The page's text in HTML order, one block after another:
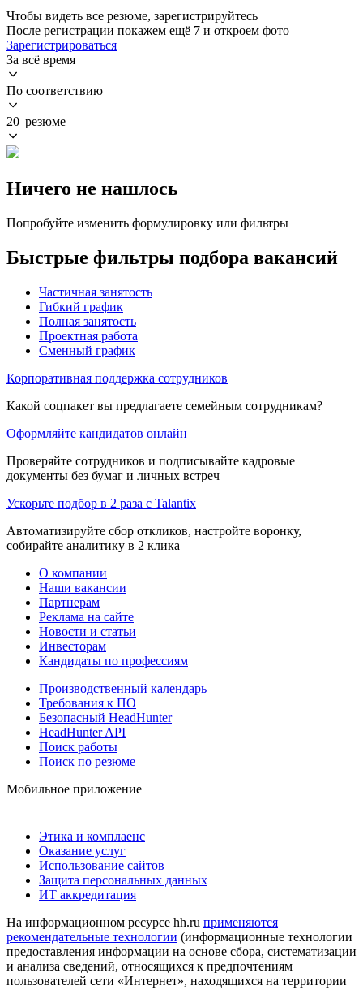
Чтобы видеть все резюме, зарегистрируйтесь
После регистрации покажем ещё 7 и откроем фото
Зарегистрироваться
За всё время
По соответствию
20 резюме
Ничего не нашлось
Попробуйте изменить формулировку или фильтры
Быстрые фильтры подбора вакансий
Частичная занятость
Гибкий график
Полная занятость
Проектная работа
Сменный график
Корпоративная поддержка сотрудников
Какой соцпакет вы предлагаете семейным сотрудникам?
Оформляйте кандидатов онлайн
Проверяйте сотрудников и подписывайте кадровые
документы без бумаг и личных встреч
Ускорьте подбор в 2 раза с Talantix
Автоматизируйте сбор откликов, настройте воронку,
собирайте аналитику в 2 клика
О компании
Наши вакансии
Партнерам
Реклама на сайте
Новости и статьи
Инвесторам
Кандидаты по профессиям
Производственный календарь
Требования к ПО
Безопасный HeadHunter
HeadHunter API
Поиск работы
Поиск по резюме
Мобильное приложение
Этика и комплаенс
Оказание услуг
Использование сайтов
Защита персональных данных
ИТ аккредитация
На информационном ресурсе hh.ru применяются
рекомендательные технологии (информационные технологии
предоставления информации на основе сбора, систематизации
и анализа сведений, относящихся к предпочтениям
пользователей сети «Интернет», находящихся на территории